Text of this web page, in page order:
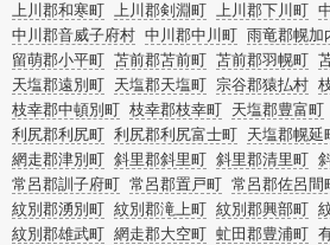
上川郡和寒町 上川郡剣淵町 上川郡下川町
中川郡音威子府村 中川郡中川町 雨竜郡幌加
留萌郡小平町 苫前郡苫前町 苫前郡羽幌町
天塩郡遠別町 天塩郡天塩町 宗谷郡猿払村
枝幸郡中頓別町 枝幸郡枝幸町 天塩郡豊富町
利尻郡利尻町 利尻郡利尻富士町 天塩郡幌延
網走郡津別町 斜里郡斜里町 斜里郡清里町
常呂郡訓子府町 常呂郡置戸町 常呂郡佐呂間
紋別郡湧別町 紋別郡滝上町 紋別郡興部町
紋別郡雄武町 網走郡大空町 虻田郡豊浦町